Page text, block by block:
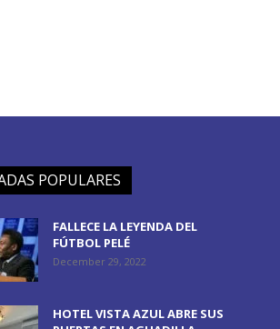
POPULARES
FALLECE LA LEYENDA DEL
FÚTBOL PELÉ
December 29, 2022
HOTEL VISTA AZUL ABRE SUS